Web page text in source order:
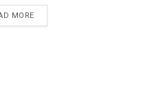
MOREDETAILS